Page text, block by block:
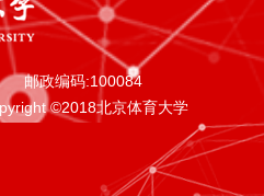
邮政编码:100084
©2018北京体育大学